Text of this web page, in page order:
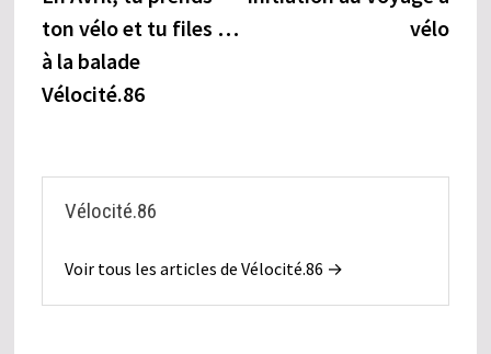
de
l’article
ton vélo et tu files …
à la balade
Vélocité.86
vélo
Vélocité.86
Voir tous les articles de Vélocité.86 →